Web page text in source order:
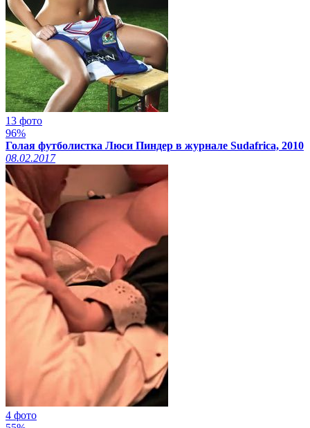
13 фото
96%
Голая футболистка Люси Пиндер в журнале Sudafrica, 2010
08.02.2017
4 фото